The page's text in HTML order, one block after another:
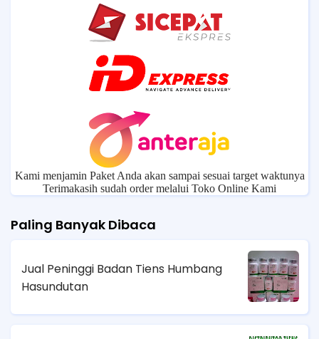
Kami menjamin Paket Anda akan sampai sesuai target waktunya
Terimakasih sudah order melalui Toko Online Kami
Paling Banyak Dibaca
Jual Peninggi Badan Tiens Humbang
Hasundutan